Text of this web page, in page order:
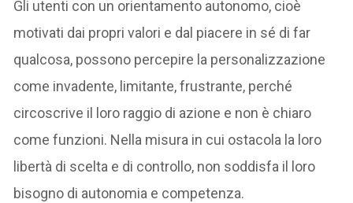
Gli utenti con un orientamento autonomo, cioè
motivati dai propri valori e dal piacere in sé di far
qualcosa, possono percepire la personalizzazione
come invadente, limitante, frustrante, perché
circoscrive il loro raggio di azione e non è chiaro
come funzioni. Nella misura in cui ostacola la loro
libertà di scelta e di controllo, non soddisfa il loro
bisogno di autonomia e competenza.